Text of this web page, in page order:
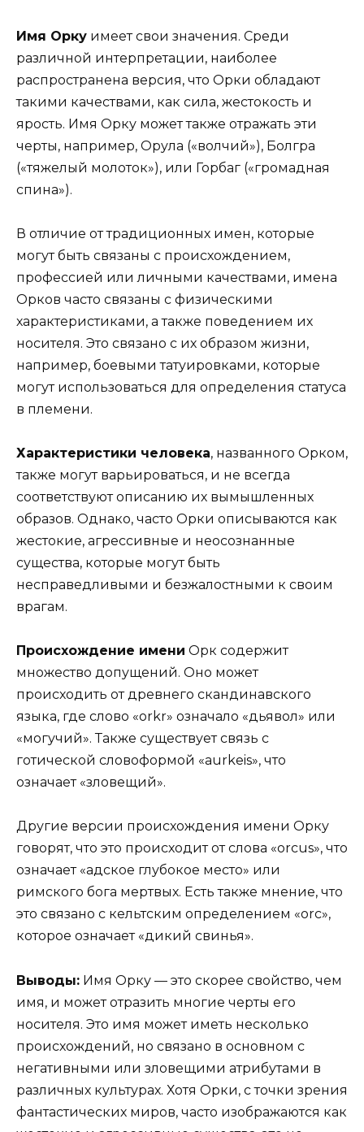
Имя Орку имеет свои значения. Среди
различной интерпретации, наиболее
распространена версия, что Орки обладают
такими качествами, как сила, жестокость и
ярость. Имя Орку может также отражать эти
черты, например, Орула («волчий»), Болгра
(«тяжелый молоток»), или Горбаг («громадная
спина»).
В отличие от традиционных имен, которые
могут быть связаны с происхождением,
профессией или личными качествами, имена
Орков часто связаны с физическими
характеристиками, а также поведением их
носителя. Это связано с их образом жизни,
например, боевыми татуировками, которые
могут использоваться для определения статуса
в племени.
Характеристики человека, названного Орком,
также могут варьироваться, и не всегда
соответствуют описанию их вымышленных
образов. Однако, часто Орки описываются как
жестокие, агрессивные и неосознанные
существа, которые могут быть
несправедливыми и безжалостными к своим
врагам.
Происхождение имени Орк содержит
множество допущений. Оно может
происходить от древнего скандинавского
языка, где слово «orkr» означало «дьявол» или
«могучий». Также существует связь с
готической словоформой «aurkeis», что
означает «зловещий».
Другие версии происхождения имени Орку
говорят, что это происходит от слова «orcus», что
означает «адское глубокое место» или
римского бога мертвых. Есть также мнение, что
это связано с кельтским определением «orc»,
которое означает «дикий свинья».
Выводы: Имя Орку — это скорее свойство, чем
имя, и может отразить многие черты его
носителя. Это имя может иметь несколько
происхождений, но связано в основном с
негативными или зловещими атрибутами в
различных культурах. Хотя Орки, с точки зрения
фантастических миров, часто изображаются как